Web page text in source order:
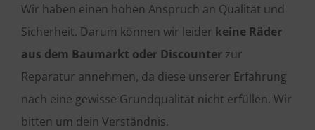
Wir haben einen hohen Anspruch an Qualität und
Sicherheit. Darum können wir leider keine Räder
aus dem Baumarkt oder Discounter zur
Reparatur annehmen, da diese unserer Erfahrung
nach eine gewisse Grundqualität nicht erfüllen. Wir
bitten um dein Verständnis.